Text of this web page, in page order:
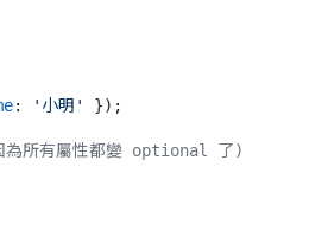
: '小明' });
為所有屬性都變 optional 了)